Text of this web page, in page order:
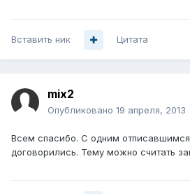
Вставить ник Цитата
mix2
Опубликовано 19 апреля, 2013
Всем спасибо. С одним отписавшимся
договорились. Тему можно считать